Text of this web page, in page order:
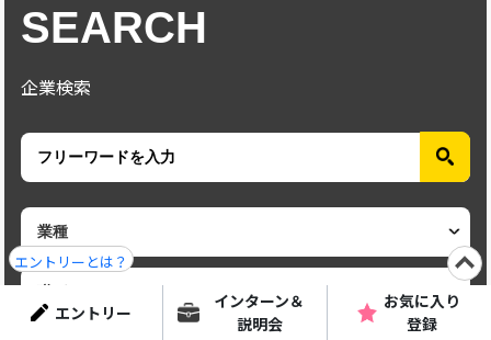
SEARCH
企業検索
エントリー
エントリーとは？
インターン＆
説明会
お気に入り
登録